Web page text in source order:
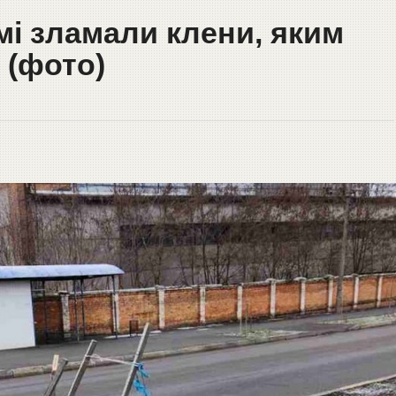
зламали клени, яким
(фото)